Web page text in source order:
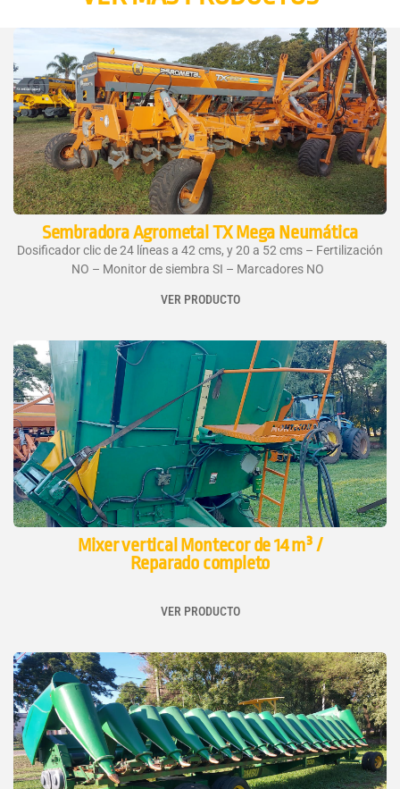
Sembradora Agrometal TX Mega Neumática
Dosificador clic de 24 líneas a 42 cms, y 20 a 52 cms – Fertilización
NO – Monitor de siembra SI – Marcadores NO
VER PRODUCTO
Mixer vertical Montecor de 14 m³ /
Reparado completo
VER PRODUCTO